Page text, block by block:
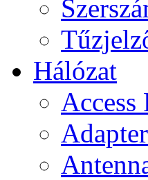
Hálózat
Access
Adapter